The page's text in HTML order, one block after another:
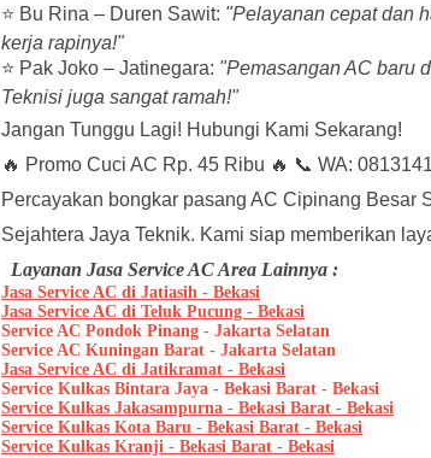
⭐ Bu Rina – Duren Sawit: "Pelayanan cepat dan
kerja rapinya!"
⭐ Pak Joko – Jatinegara: "Pemasangan AC baru
Teknisi juga sangat ramah!"
Jangan Tunggu Lagi! Hubungi Kami Sekarang!
🔥 Promo Cuci AC Rp. 45 Ribu 🔥 📞 WA:
Percayakan bongkar pasang AC Cipinang Besar
Sejahtera Jaya Teknik. Kami siap memberikan
Layanan Jasa Service AC Area Lainnya :
Jasa Service AC di Jatiasih - Bekasi
Jasa Service AC di Teluk Pucung - Bekasi
Service AC Pondok Pinang - Jakarta Selatan
Service AC Kuningan Barat - Jakarta Selatan
Jasa Service AC di Jatikramat - Bekasi
Service Kulkas Bintara Jaya - Bekasi Barat - Bekasi
Service Kulkas Jakasampurna - Bekasi Barat - Bekasi
Service Kulkas Kota Baru - Bekasi Barat - Bekasi
Service Kulkas Kranji - Bekasi Barat - Bekasi